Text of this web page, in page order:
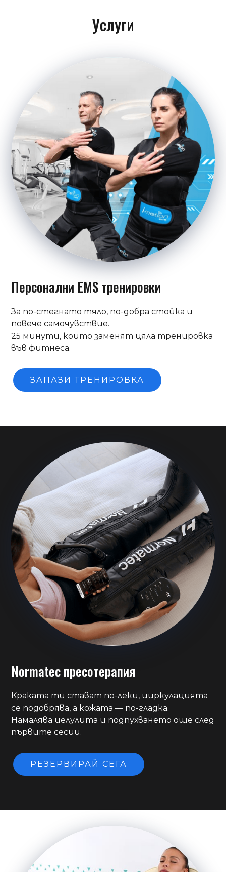
Услуги
Персонални EMS тренировки
За по-стегнато тяло, по-добра стойка и
повече самочувствие.
25 минути, които заменят цяла тренировка
във фитнеса.
ЗАПАЗИ ТРЕНИРОВКА
Normatec пресотерапия
Краката ти стават по-леки, циркулацията
се подобрява, а кожата — по-гладка.
Намалява целулита и подпухването още след
първите сесии.
РЕЗЕРВИРАЙ СЕГА